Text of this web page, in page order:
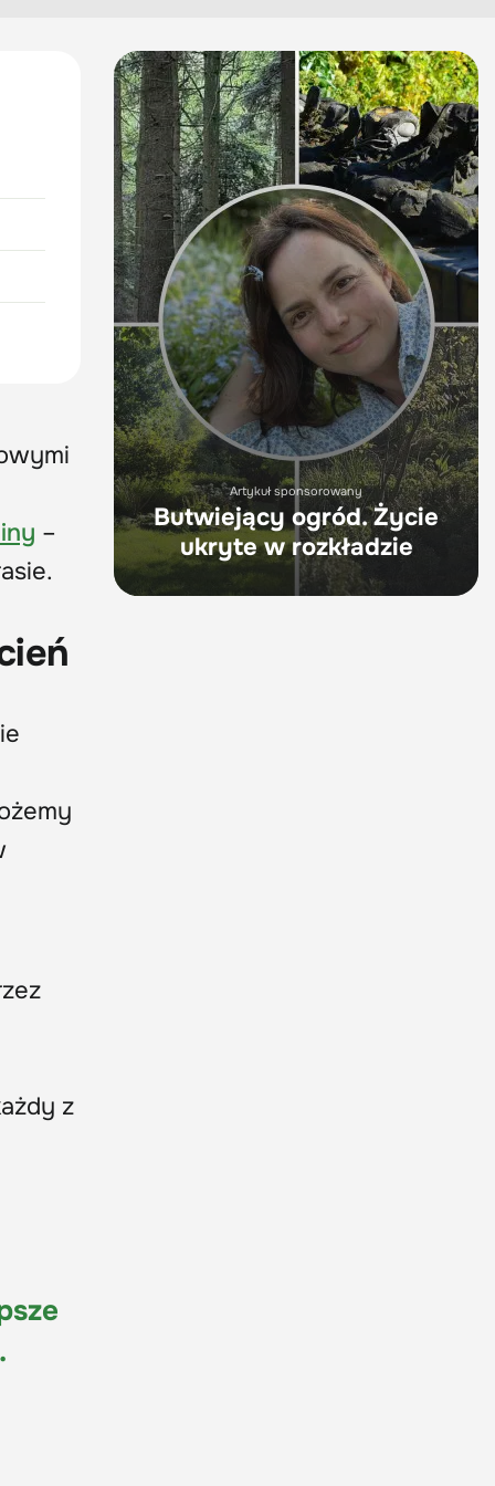
–
z
Artykuł sponsorowany
Butwiejący ogród. Życie
ukryte w rozkładzie